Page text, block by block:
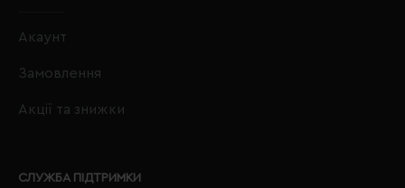
Акаунт
Замовлення
Акції та знижки
СЛУЖБА ПІДТРИМКИ